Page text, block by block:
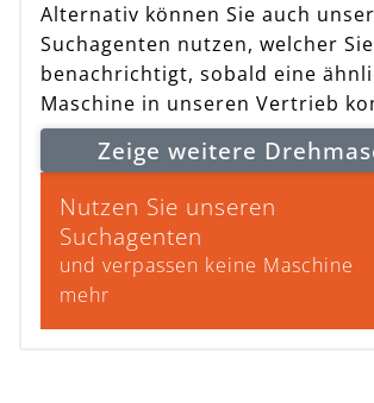
Alternativ können Sie auch
Suchagenten nutzen, welcher Sie
benachrichtigt, sobald eine
Maschine in unseren Vertrieb
Zeige weitere
Nutzen Sie unseren
Suchagenten
und verpassen keine Maschine
mehr